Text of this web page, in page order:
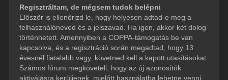
Regisztráltam, de mégsem tudok belépni
Először is ellenőrizd le, hogy helyesen adtad-e meg a
felhasználóneved és a jelszavad. Ha igen, akkor két dolog
történhetett. Amennyiben a COPPA-támogatás be van
kapcsolva, és a regisztráció során megadtad, hogy 13
évesnél fiatalabb vagy, követned kell a kapott utasításokat.
Számos fórum megköveteli, hogy az új azonosítók
aktiválásra kerüljenek, mielőtt használatba lehetne venni